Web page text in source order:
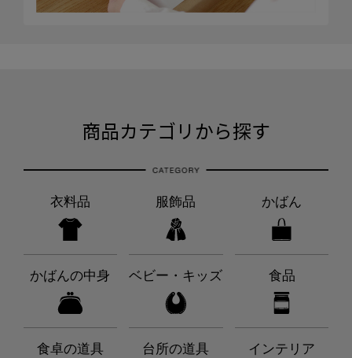
商品カテゴリから探す
衣料品 服飾品 かばん
かばんの中身 ベビー・キッズ 食品
食卓の道具 台所の道具 インテリア